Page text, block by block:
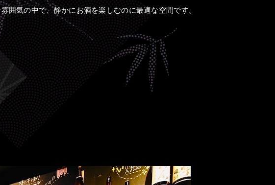
囲気の中で、静かにお酒を楽しむのに最適な空間です。